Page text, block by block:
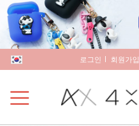
로그인 회원가입